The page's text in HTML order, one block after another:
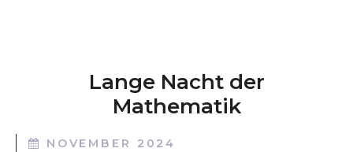
Lange Nacht der
Mathematik
NOVEMBER 2024